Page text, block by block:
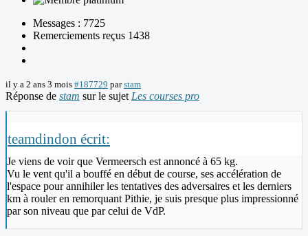
Messages : 7725
Remerciements reçus 1438
il y a 2 ans 3 mois #187729 parstam
Réponse de stam sur le sujet Les courses pro
teamdindon écrit:
Je viens de voir que Vermeersch est annoncé à 65 kg.
Vu le vent qu'il a bouffé en début de course, ses accélération de
l'espace pour annihiler les tentatives des adversaires et les derniers
km à rouler en remorquant Pithie, je suis presque plus impressionné
par son niveau que par celui de VdP.